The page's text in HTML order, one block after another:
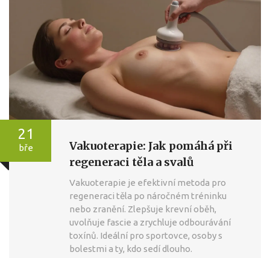
21
bře
Vakuoterapie: Jak pomáhá při
regeneraci těla a svalů
Vakuoterapie je efektivní metoda pro
regeneraci těla po náročném tréninku
nebo zranění. Zlepšuje krevní oběh,
uvolňuje fascie a zrychluje odbourávání
toxínů. Ideální pro sportovce, osoby s
bolestmi a ty, kdo sedí dlouho.